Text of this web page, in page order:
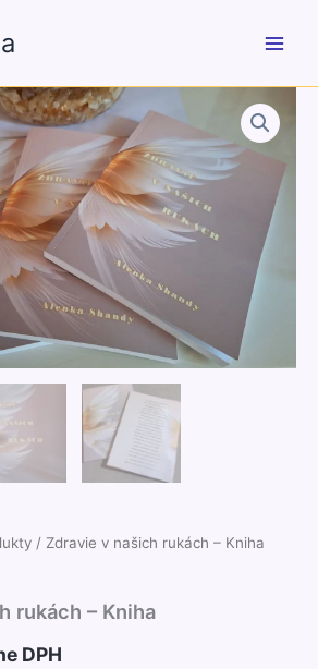
/ Zdravie v našich rukách – Kniha
rukách – Kniha
DPH